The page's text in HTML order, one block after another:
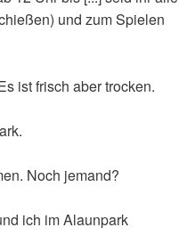
und zum Spielen
ist frisch aber trocken.
Noch jemand?
ich im Alaunpark